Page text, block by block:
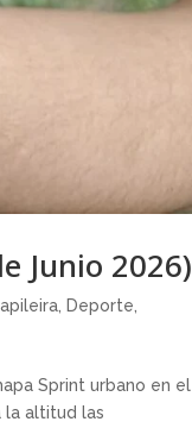
Junio 2026)
Deporte
Sprint urbano en el
la altitud las